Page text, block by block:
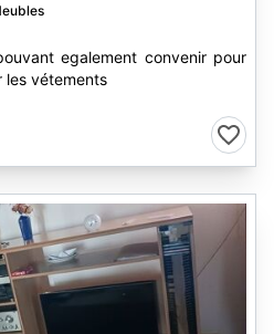
egalement convenir pour
les vétements